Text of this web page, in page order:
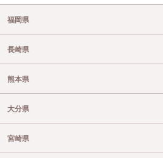
福岡県
長崎県
熊本県
大分県
宮崎県